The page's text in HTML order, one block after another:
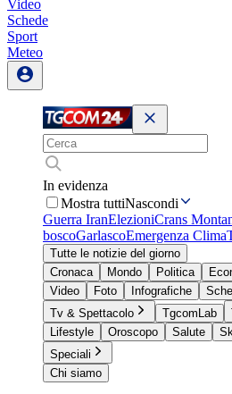
Video
Schede
Sport
Meteo
In evidenza
Mostra tuttiNascondi
Guerra IranElezioniCrans
boscoGarlascoEmergenza Clima
Tutte le notizie del giorno
Cronaca
Mondo Politica
Video
Foto Infografiche
Tv & Spettacolo
TgcomLab
Lifestyle
Oroscopo Salute
Speciali
Chi siamo